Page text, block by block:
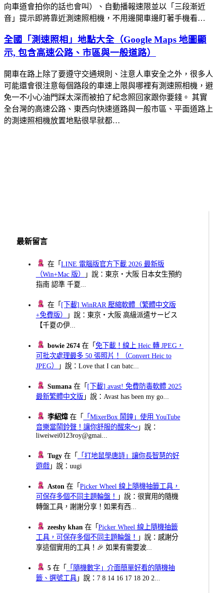
向車道會拍你的話也會叫）、自動播報速限並以「三段漸近
音」提示即將靠近測速照相機，不用邊開車邊盯著手機看…
全國「測速照相」地點大全（Google Maps 地圖顯
示, 包含高速公路、市區與一般道路）
開車在路上除了要遵守交通規則、注意人車安全之外，很多人
可能還會很注意每個路段的車速上限與哪裡有測速照相機，避
免一不小心油門踩太深而被拍了紀念照回家跟你要錢。 其實
全台灣的高速公路、東西向快速道路與一般市區、平面道路上
的測速照相機放置地點很早就都…
最新留言
在「LINE 電腦版官方下載 2026 最新版
（Win+Mac 版）
」說：東京・大阪 日本女生預約
指南 認準 千夏...
在「 [下載] WinRAR 壓縮軟體（繁體中文版
+免費版）
」說：東京・大阪 高級派遣サービス
【千夏の伊...
bowie 2674 在「免下載！線上 Heic 轉 JPEG，
可批次處理最多 50 張照片！（Convert Heic to
JPEG）
」說：Love that I can batc...
Sumana 在「 [下載] avast! 免費防毒軟體 2025
最新繁體中文版 」說：Avast has been my go...
李紹煒在「
「MixerBox 鬧鐘」使用 YouTube
音樂當鬧鈴聲！讓你舒服的醒來～ 」說：
liweiwei0123roy@gmai...
Tugy 在「
「打地鼠學唐詩」讓你長智慧的好
遊戲 」說：uugi
Aston 在「Picker Wheel 線上隨機抽籤工具，
可保存多個不同主題輪盤！
」說：很實用的隨機
轉盤工具，謝謝分享！如果有西...
zeeshy khan 在「Picker Wheel 線上隨機抽籤
工具，可保存多個不同主題輪盤！
」說：感謝分
享這個實用的工具！🎉 如果有需要波...
5 在「
「隨機數字」介面簡單好看的隨機抽
籤、選號工具 」說：7 8 14 16 17 18 20 2...